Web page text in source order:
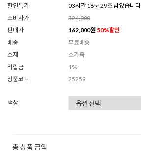
할인특가
03시간 18분 28초 남았습니다
소비자가
324,000
판매가
162,000원 50%할인
배송
무료배송
소재
소가죽
적립금
1%
상품코드
25259
색상
총 상품 금액